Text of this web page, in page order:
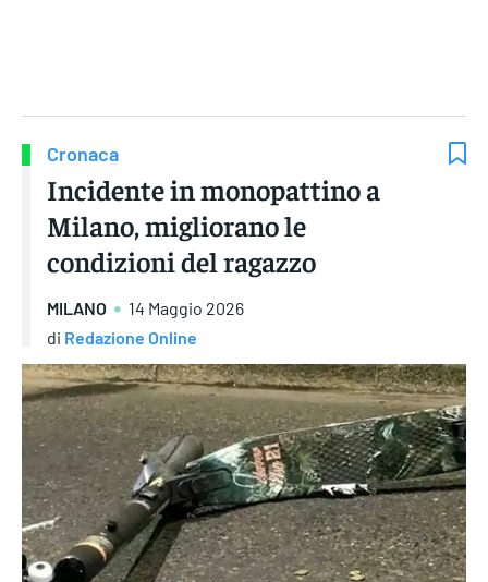
Cronaca
Incidente in monopattino a
Milano, migliorano le
condizioni del ragazzo
MILANO
14 Maggio 2026
di Redazione Online